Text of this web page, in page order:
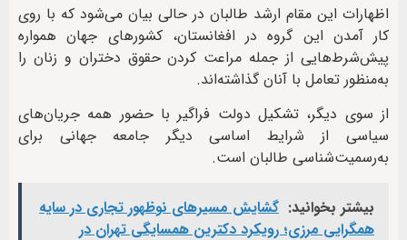
اظهارات این مقام ارشد طالبان در حالی بیان می‌شود که با روی‌
کار آمدن این گروه در افغانستان، کشورهای جهان همواره
پیش‌شرط‌هایی از جمله مراعت کردن حقوق دختران و زنان را
به‌منظور تعامل با آنان گذاشته‌اند.
از سوی دیگر، تشکیل دولت فراگیر با حضور همه جریان‌های
سیاسی از شرایط اساسی دیگر جامعه جهانی برای
به‌رسمیت‌شناسی طالبان است.
بیشتر بخوانید: گشایش مسیرهای نوظهور تجاری در سایه
همگرایی مرزی؛ رویکرد دکترین همسایگی تهران در